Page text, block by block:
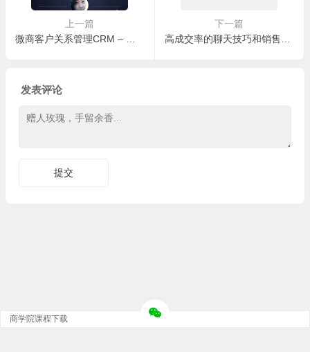
上一篇
下一篇
发表评论
商学院课程下载